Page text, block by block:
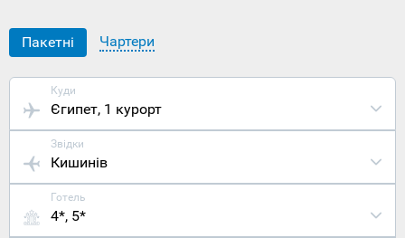
Пакетні Чартери
Куди
Єгипет, 1 курорт
Звідки
Кишинів
Готель
4*, 5*